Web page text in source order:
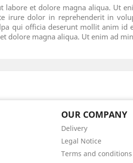
labore et dolore magna aliqua. Ut
irure dolor in reprehenderit in
qui officia deserunt mollit anim id
dolore magna aliqua. Ut enim ad
OUR COMPANY
Delivery
Legal Notice
Terms and